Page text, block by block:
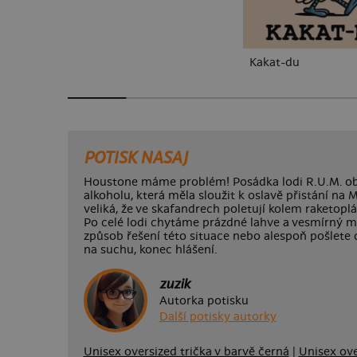
Kakat-du
POTISK NASAJ
Houstone máme problém! Posádka lodi R.U.M.
alkoholu, která měla sloužit k oslavě přistání na
veliká, že ve skafandrech poletují kolem
Po celé lodi chytáme prázdné lahve a vesmírný
způsob řešení této situace nebo alespoň pošlete
na suchu, konec hlášení.
zuzik
Autorka potisku
Další potisky autorky
Unisex oversized trička v barvě černá Unisex